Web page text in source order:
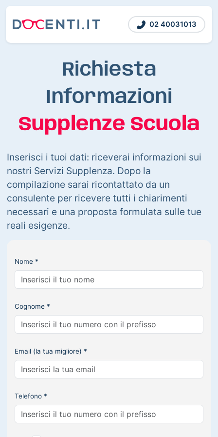
02 40031013
Richiesta
Informazioni
Supplenze Scuola
Inserisci i tuoi dati: riceverai informazioni sui
nostri Servizi Supplenza. Dopo la
compilazione sarai ricontattato da un
consulente per ricevere tutti i chiarimenti
necessari e una proposta formulata sulle tue
reali esigenze.
Nome *
Cognome *
Email (la tua migliore) *
Telefono *